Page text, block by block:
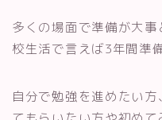
多くの場面で準備が大
校生活で言えば3年間準
自分で勉強を進めたい